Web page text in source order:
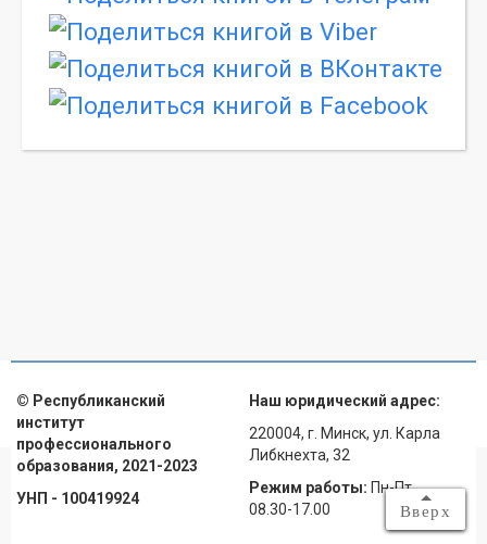
Вверх
© Республиканский
институт
профессионального
образования, 2021-2023
УНП - 100419924
Наш юридический адрес:
220004, г. Минск, ул. Карла
Либкнехта, 32
Режим работы: Пн-Пт
08.30-17.00